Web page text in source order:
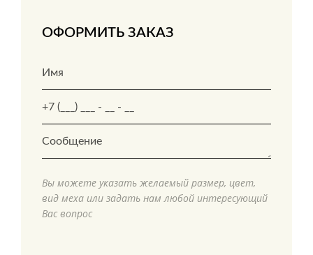
ОФОРМИТЬ ЗАКАЗ
Вы можете указать желаемый размер, цвет,
вид меха или задать нам любой интересующий
Вас вопрос